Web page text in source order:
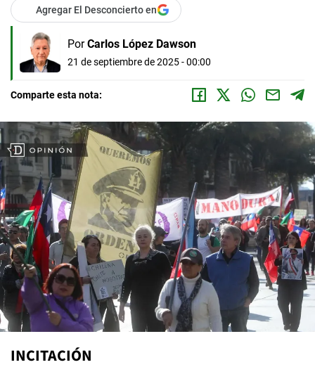
Agregar El Desconcierto en
Por Carlos López Dawson
21 de septiembre de 2025 - 00:00
Comparte esta nota:
INCITACIÓN